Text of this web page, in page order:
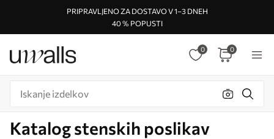
PRIPRAVLJENO ZA DOSTAVO V 1–3 DNEH
40 % POPUSTI
0 0
Katalog stenskih poslikav